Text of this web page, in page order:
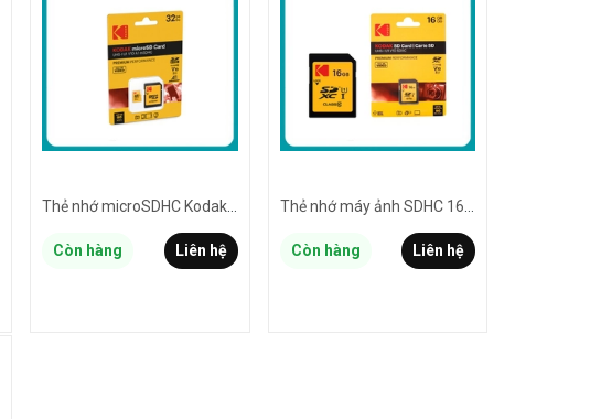
Còn hàng Liên hệ Còn hàng Liên hệ